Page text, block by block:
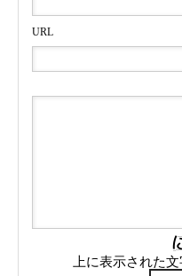
URL
上に表示された